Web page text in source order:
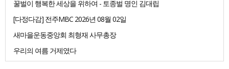
꿀벌이 행복한 세상을 위하여 - 토종벌 명인 김대립
[다정다감] 전주MBC 2026년 08월 02일
새마을운동중앙회 최형재 사무총장
우리의 여름 거제였다